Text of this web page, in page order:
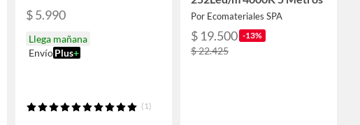
$ 5.990
Llega mañana
EnvíoPlus+
(1)
Por Ecomateriales SPA
$ 19.500 -13%
$ 22.425